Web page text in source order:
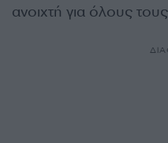
ανοιχτή για όλους